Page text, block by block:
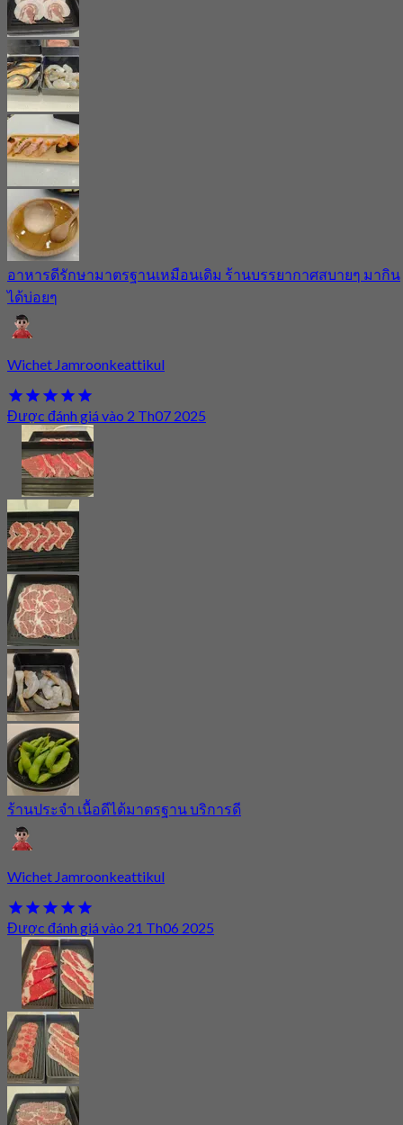
อาหารดีรักษามาตรฐานเหมือนเดิม ร้านบรรยากาศสบายๆ มากิน
ได้บ่อยๆ
Wichet Jamroonkeattikul
Được đánh giá vào 2 Th07 2025
ร้านประจำ เนื้อดีได้มาตรฐาน บริการดี
Wichet Jamroonkeattikul
Được đánh giá vào 21 Th06 2025